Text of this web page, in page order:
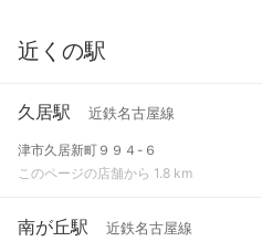
近くの駅
久居駅 近鉄名古屋線
津市久居新町９９４-６
このページの店舗から 1.8 km
南が丘駅 近鉄名古屋線